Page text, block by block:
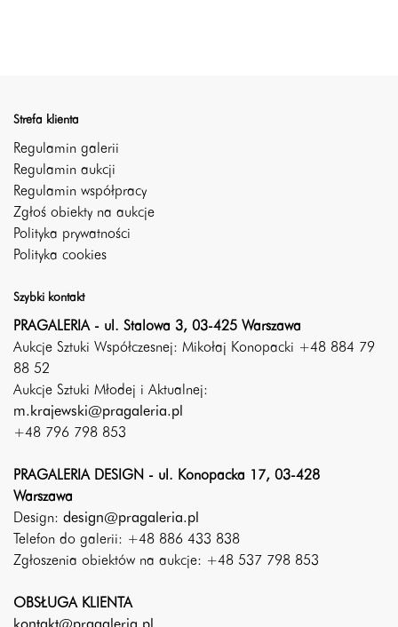
Strefa klienta
Regulamin galerii
Regulamin aukcji
Regulamin współpracy
Zgłoś obiekty na aukcje
Polityka prywatności
Polityka cookies
Szybki kontakt
PRAGALERIA - ul. Stalowa 3, 03-425 Warszawa
Aukcje Sztuki Współczesnej: Mikołaj Konopacki +48 884 79
88 52
Aukcje Sztuki Młodej i Aktualnej:
m.krajewski@pragaleria.pl
+48 796 798 853
PRAGALERIA DESIGN - ul. Konopacka 17, 03-428
Warszawa
Design: design@pragaleria.pl
Telefon do galerii: +48 886 433 838
Zgłoszenia obiektów na aukcje: +48 537 798 853
OBSŁUGA KLIENTA